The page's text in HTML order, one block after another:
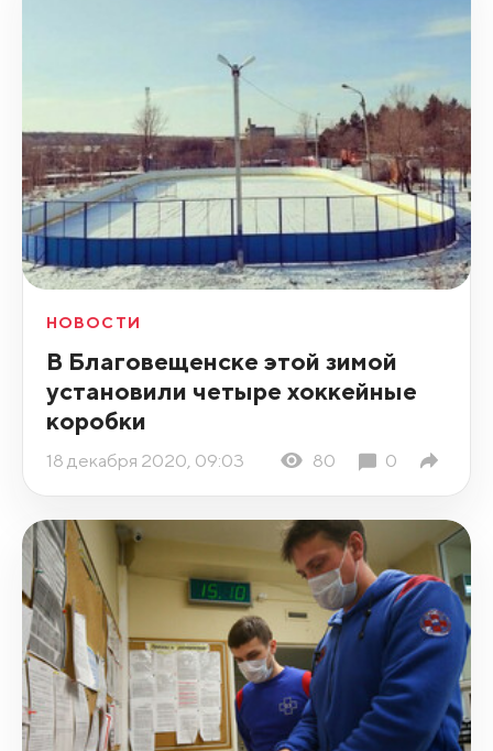
НОВОСТИ
В Благовещенске этой зимой
установили четыре хоккейные
коробки
18 декабря 2020, 09:03 80 0